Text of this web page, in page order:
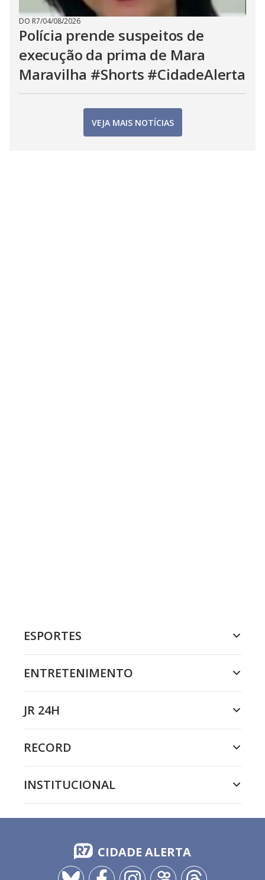
DO R7/04/08/2026
Polícia prende suspeitos de
execução da prima de Mara
Maravilha #Shorts #CidadeAlerta
VEJA MAIS NOTÍCIAS
ESPORTES
ENTRETENIMENTO
JR 24H
RECORD
INSTITUCIONAL
CIDADE ALERTA